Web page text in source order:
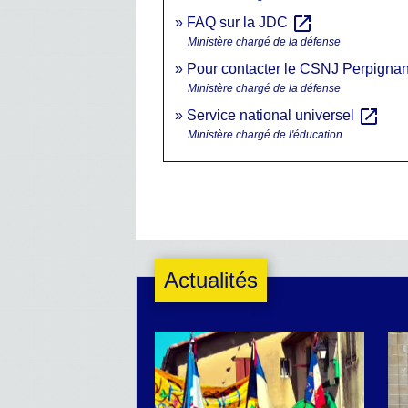
FAQ sur la JDC open_in_new
Ministère chargé de la défense
Pour contacter le CSNJ Perpignan
Ministère chargé de la défense
Service national universel open_in_new
Ministère chargé de l'éducation
Actualités